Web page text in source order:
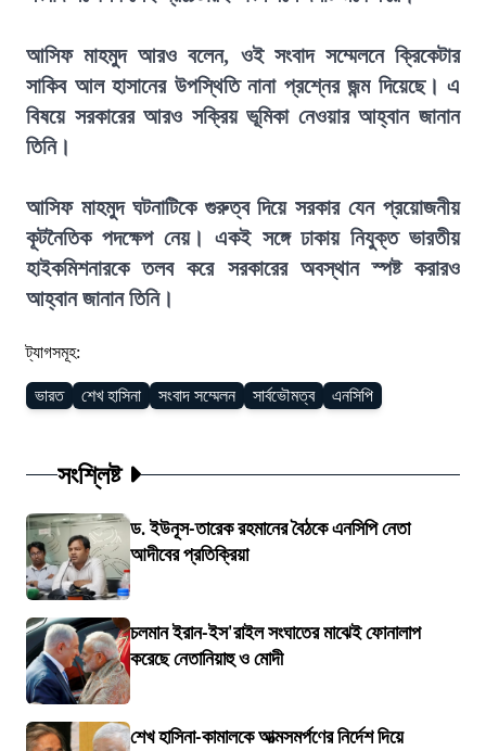
আসিফ মাহমুদ আরও বলেন, ওই সংবাদ সম্মেলনে ক্রিকেটার
সাকিব আল হাসানের উপস্থিতি নানা প্রশ্নের জন্ম দিয়েছে। এ
বিষয়ে সরকারের আরও সক্রিয় ভূমিকা নেওয়ার আহ্বান জানান
তিনি।
আসিফ মাহমুদ ঘটনাটিকে গুরুত্ব দিয়ে সরকার যেন প্রয়োজনীয়
কূটনৈতিক পদক্ষেপ নেয়। একই সঙ্গে ঢাকায় নিযুক্ত ভারতীয়
হাইকমিশনারকে তলব করে সরকারের অবস্থান স্পষ্ট করারও
আহ্বান জানান তিনি।
ট্যাগসমূহ:
ভারত শেখ হাসিনা সংবাদ সম্মেলন সার্বভৌমত্ব এনসিপি
সংশ্লিষ্ট
ড. ইউনূস-তারেক রহমানের বৈঠকে এনসিপি নেতা
আদীবের প্রতিক্রিয়া
চলমান ইরান-ইস'রাইল সংঘাতের মাঝেই ফোনালাপ
করেছে নেতানিয়াহু ও মোদী
শেখ হাসিনা-কামালকে আত্মসমর্পণের নির্দেশ দিয়ে